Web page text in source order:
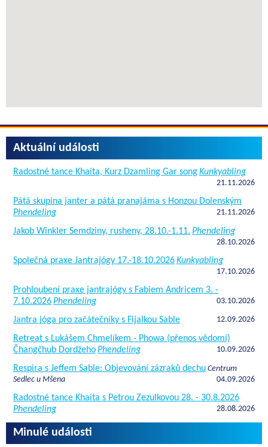
Aktuální události
Radostné tance Khaita, Kurz Dzamling Gar songKunkyabling
21.11.2026
Pátá skupina janter a pátá pranajáma s Honzou Dolenským
Phendeling
21.11.2026
Jakob Winkler Semdziny, rusheny, 28.10.-1.11. Phendeling
28.10.2026
Společná praxe Jantrajógy 17.-18.10.2026Kunkyabling
17.10.2026
Prohloubení praxe jantrajógy s Fabiem Andricem 3. -
7.10.2026Phendeling 03.10.2026
Jantra jóga pro začátečníky s Fijalkou Sable 12.09.2026
Retreat s Lukášem Chmelíkem - Phowa (přenos vědomí)
Čhangčhub DordžehoPhendeling 10.09.2026
Respira s Jeffem Sable: Objevování zázraků dechu Centrum
Sedlec u Mšena
04.09.2026
Radostné tance Khaita s Petrou Zezulkovou 28. - 30.8.2026
Phendeling
28.08.2026
Minulé události